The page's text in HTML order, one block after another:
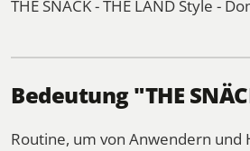
THE SNÄCK - THE LÄND Style -
Bedeutung "THE
Routine, um von Anwendern